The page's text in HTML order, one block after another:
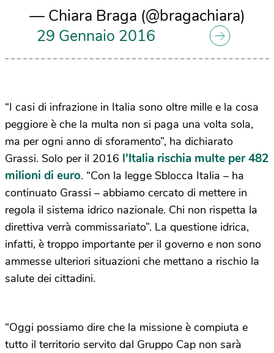
— Chiara Braga (@bragachiara)
29 Gennaio 2016
“I casi di infrazione in Italia sono oltre mille e la cosa
peggiore è che la multa non si paga una volta sola,
ma per ogni anno di sforamento”, ha dichiarato
Grassi. Solo per il 2016 l’Italia rischia multe per 482
milioni di euro. “Con la legge Sblocca Italia – ha
continuato Grassi – abbiamo cercato di mettere in
regola il sistema idrico nazionale. Chi non rispetta la
direttiva verrà commissariato”. La questione idrica,
infatti, è troppo importante per il governo e non sono
ammesse ulteriori situazioni che mettano a rischio la
salute dei cittadini.
“Oggi possiamo dire che la missione è compiuta e
tutto il territorio servito dal Gruppo Cap non sarà